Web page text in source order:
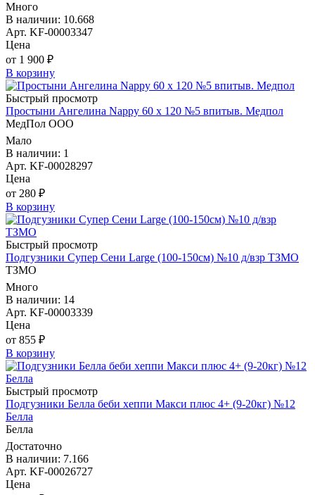
Много
В наличии: 10.668
Арт. KF-00003347
Цена
от 1 900 ₽
В корзину
Быстрый просмотр
Простыни Ангелина Nappy 60 х 120 №5 впитыв. Медпол
МедПол ООО
Мало
В наличии: 1
Арт. KF-00028297
Цена
от 280 ₽
В корзину
Быстрый просмотр
Подгузники Супер Сени Large (100-150см) №10 д/взр ТЗМО
ТЗМО
Много
В наличии: 14
Арт. KF-00003339
Цена
от 855 ₽
В корзину
Быстрый просмотр
Подгузники Белла беби хеппи Макси плюс 4+ (9-20кг) №12
Белла
Белла
Достаточно
В наличии: 7.166
Арт. KF-00026727
Цена